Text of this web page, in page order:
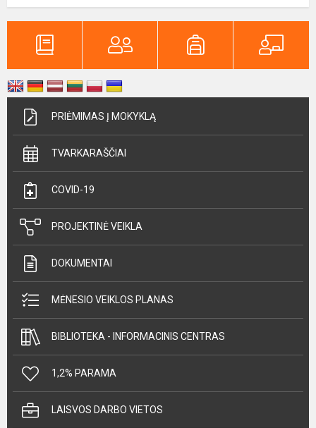
PRIĖMIMAS Į MOKYKLĄ
TVARKARAŠČIAI
COVID-19
PROJEKTINĖ VEIKLA
DOKUMENTAI
MĖNESIO VEIKLOS PLANAS
BIBLIOTEKA - INFORMACINIS CENTRAS
1,2% PARAMA
LAISVOS DARBO VIETOS